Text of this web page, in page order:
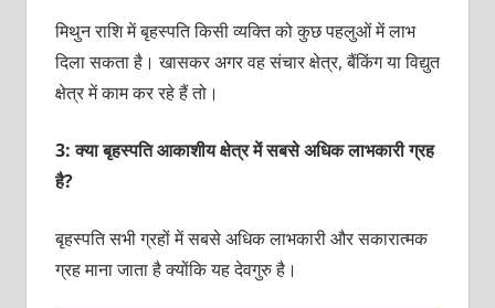
मिथुन राशि में बृहस्पति किसी व्यक्ति को कुछ पहलुओं में लाभ
दिला सकता है। खासकर अगर वह संचार क्षेत्र, बैंकिंग या विद्युत
क्षेत्र में काम कर रहे हैं तो।
3: क्या बृहस्पति आकाशीय क्षेत्र में सबसे अधिक लाभकारी ग्रह
है?
बृहस्पति सभी ग्रहों में सबसे अधिक लाभकारी और सकारात्मक
ग्रह माना जाता है क्योंकि यह देवगुरु है।